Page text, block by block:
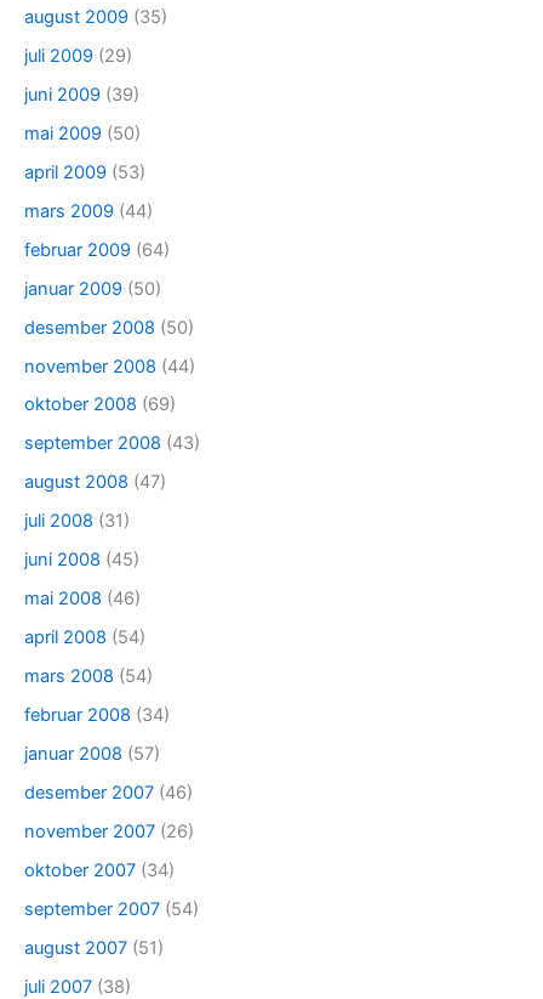
august 2009 (35)
juli 2009 (29)
juni 2009 (39)
mai 2009 (50)
april 2009 (53)
mars 2009 (44)
februar 2009 (64)
januar 2009 (50)
desember 2008 (50)
november 2008 (44)
oktober 2008 (69)
september 2008 (43)
august 2008 (47)
juli 2008 (31)
juni 2008 (45)
mai 2008 (46)
april 2008 (54)
mars 2008 (54)
februar 2008 (34)
januar 2008 (57)
desember 2007 (46)
november 2007 (26)
oktober 2007 (34)
september 2007 (54)
august 2007 (51)
juli 2007 (38)